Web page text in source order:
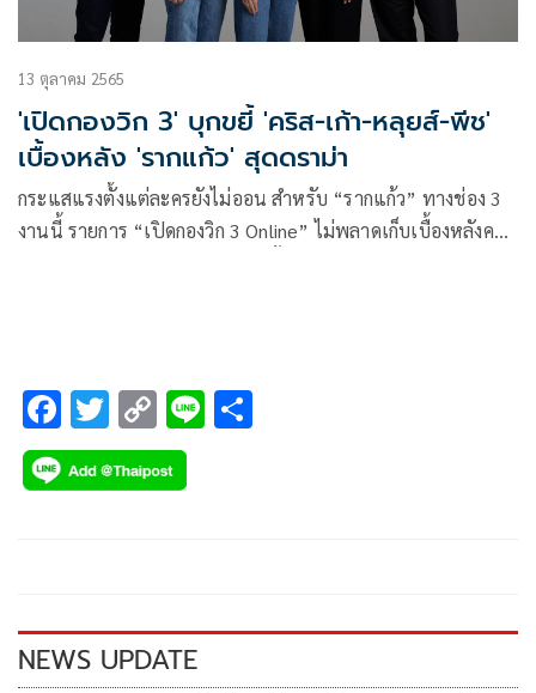
13 ตุลาคม 2565
'เปิดกองวิก 3' บุกขยี้ 'คริส-เก้า-หลุยส์-พีช'
เบื้องหลัง 'รากแก้ว' สุดดราม่า
กระแสแรงตั้งแต่ละครยังไม่ออน สำหรับ “รากแก้ว” ทางช่อง 3
งานนี้ รายการ “เปิดกองวิก 3 Online” ไม่พลาดเก็บเบื้องหลังค
F
ac
e
k
T
wi
tt
C
o
p
k
Li
NEWS UPDATE